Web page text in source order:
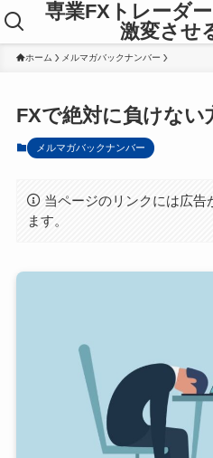
専業FXトレーダ
激変させ
ホーム メルマガバックナンバー
FXで絶対に負けない
メルマガバックナンバー
当ページのリンクには広告
ます。